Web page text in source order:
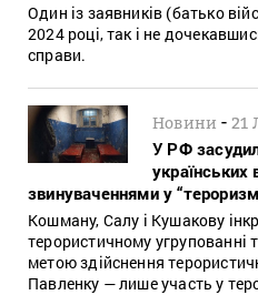
Один із заявників (батько
2024 році, так і не
справи.
Новини -21
У РФ
українських
звинуваченнями у
Кошману, Салу і Кушакову
терористичному
метою здійснення
Павленку — лише участь у